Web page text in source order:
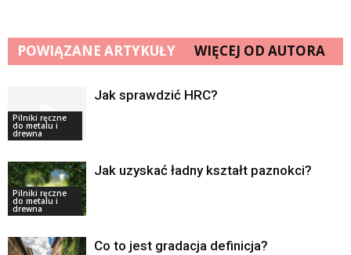
POWIĄZANE ARTYKUŁY WIĘCEJ OD AUTORA
Pilniki ręczne
do metalu i
drewna
Jak sprawdzić HRC?
Pilniki ręczne
do metalu i
drewna
Jak uzyskać ładny kształt paznokci?
Co to jest gradacja definicja?